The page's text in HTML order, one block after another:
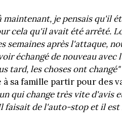
maintenant, je pensais qu'il
cela qu'il avait été arrêté.
semaines après l'attaque,
échangé de nouveau
tard, les choses ont changé"
sa famille partir pour des
qui change très vite d'avis
faisait de l'auto-stop et il est